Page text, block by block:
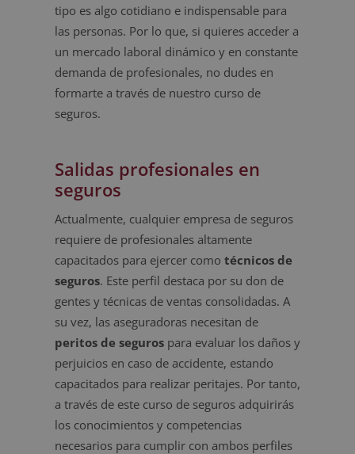
tipo es algo cotidiano e indispensable para
las personas. Por lo que, si quieres acceder a
un mercado laboral dinámico y en constante
demanda de profesionales, no dudes en
formarte a través de nuestro curso de
seguros.
Salidas profesionales en
seguros
Actualmente, cualquier empresa de seguros
requiere de profesionales altamente
capacitados para ejercer como técnicos de
seguros. Este perfil destaca por su don de
gentes y técnicas de ventas consolidadas. A
su vez, las aseguradoras necesitan de
peritos de segurospara evaluar los daños y
perjuicios en caso de accidente, estando
capacitados para realizar peritajes. Por tanto,
a través de este curso de seguros adquirirás
los conocimientos y competencias
necesarios para cumplir con ambos perfiles